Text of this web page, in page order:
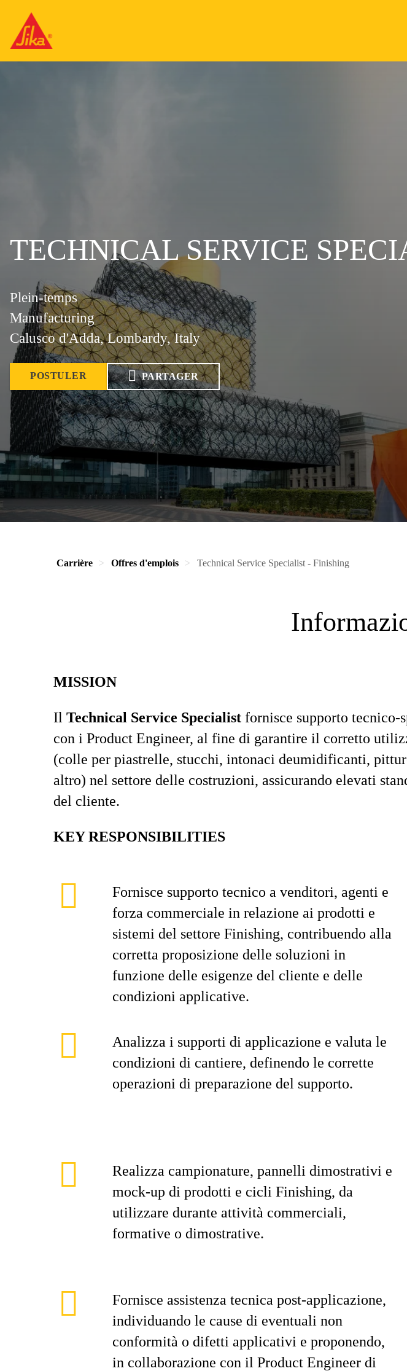
TECHNICAL SERVICE
Plein-temps
Manufacturing
Calusco d'Adda, Lombardy, Italy
POSTULER PARTAGER
Carrière Offres d'emplois Technical Service Specialist - Finishing
MISSION
Il Technical Service Specialist fornisce supporto
con i Product Engineer, al fine di garantire il corretto
(colle per piastrelle, stucchi, intonaci deumidificanti,
altro) nel settore delle costruzioni, assicurando elevati
del cliente.
KEY RESPONSIBILITIES
Fornisce supporto tecnico a venditori, agenti e
forza commerciale in relazione ai prodotti e
sistemi del settore Finishing, contribuendo alla
corretta proposizione delle soluzioni in
funzione delle esigenze del cliente e delle
condizioni applicative.
Analizza i supporti di applicazione e valuta le
condizioni di cantiere, definendo le corrette
operazioni di preparazione del supporto.
Realizza campionature, pannelli dimostrativi e
mock-up di prodotti e cicli Finishing, da
utilizzare durante attività commerciali,
formative o dimostrative.
Fornisce assistenza tecnica post-applicazione,
individuando le cause di eventuali non
conformità o difetti applicativi e proponendo,
in collaborazione con il Product Engineer di